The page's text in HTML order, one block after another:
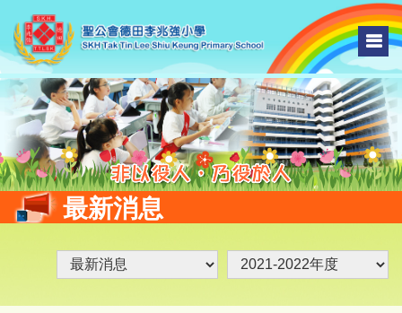
最新消息